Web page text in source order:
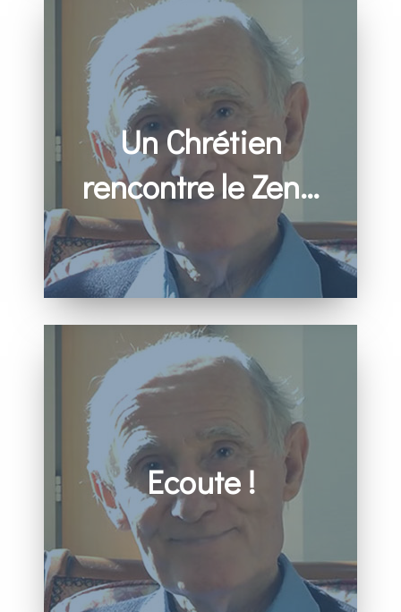
Un Chrétien
rencontre le Zen…
« Nous découvrions que les spiritualités venues
d’Asie pouvaient rappeler à l’Eglise une tradition
qu’elle a trop oubliée et qu’il serait bon
maintenant de faire revivre: l’Apophatisme »
– Benoît Billot
Ecoute !
« Ecoute, ô mon fils, l’invitation du Maitre, et
incline l’oreille de ton cœur ; accueille avec
amour les conseils d’un père qui t’aime… »